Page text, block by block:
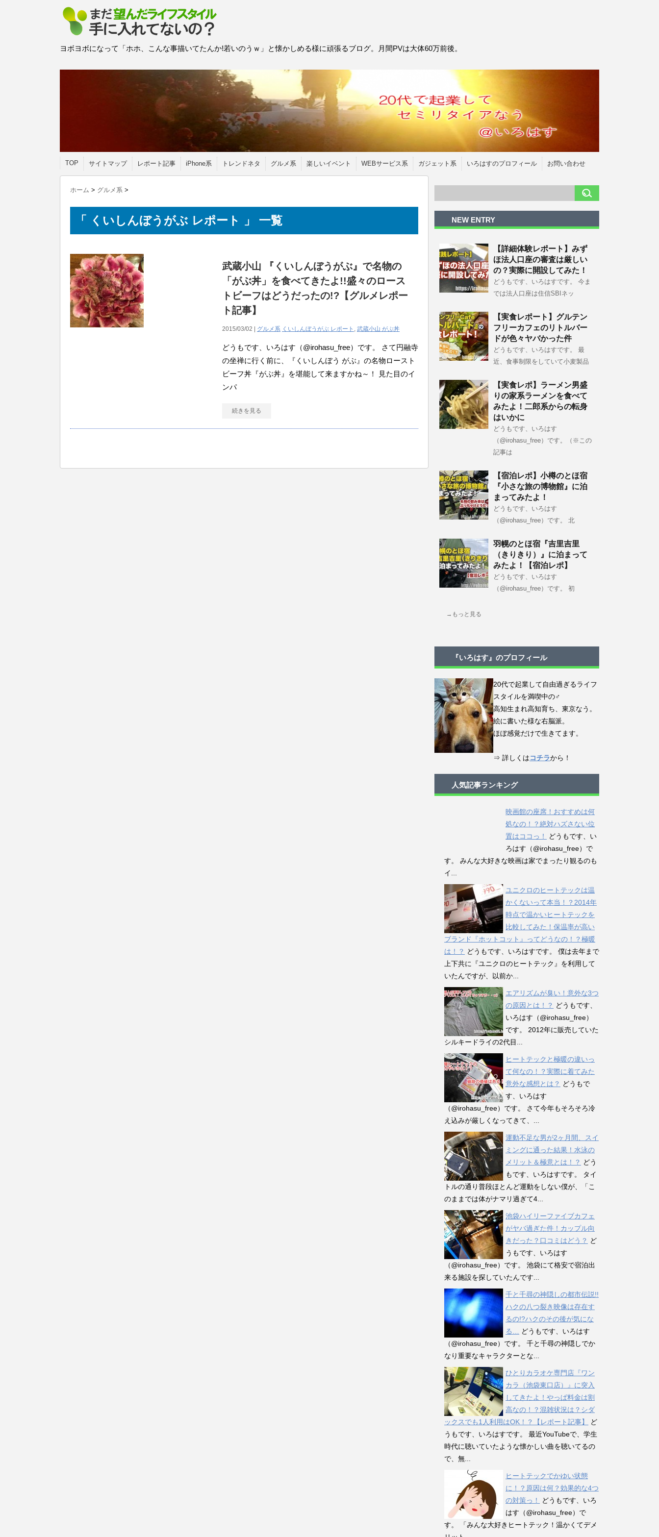
ヨボヨボになって「ホホ、こんな事描いてたんか!若いのうｗ」と懐かしめる様に頑張るブログ。月間PVは大体60万前後。
TOP サイトマップ レポート記事 iPhone系 トレンドネタ グルメ系 楽しいイベント WEBサービス系 ガジェット系 いろはすのプロフィール お問い合わせ
ホーム > グルメ系 >
「 くいしんぼうがぶ レポート 」 一覧
武蔵小山 『くいしんぼうがぶ』で名物の
「がぶ丼」を食べてきたよ!!盛々のロース
トビーフはどうだったの!?【グルメレポー
ト記事】
2015/03/02 | グルメ系 くいしんぼうがぶ レポート , 武蔵小山 がぶ丼
どうもです、いろはす（@irohasu_free）です。 さて円融寺
の坐禅に行く前に、『くいしんぼう がぶ』の名物ロースト
ビーフ丼『がぶ丼』を堪能して来ますかね～！ 見た目のイ
ンパ
続きを見る
NEW ENTRY
【詳細体験レポート】みず
ほ法人口座の審査は厳しい
の？実際に開設してみた！
どうもです、いろはすです。 今ま
では法人口座は住信SBIネッ
【実食レポート】グルテン
フリーカフェのリトルバー
ドが色々ヤバかった件
どうもです、いろはすです。 最
近、食事制限をしていて小麦製品
【実食レポ】ラーメン男盛
りの家系ラーメンを食べて
みたよ！二郎系からの転身
はいかに
どうもです、いろはす
（@irohasu_free）です。（※この
記事は
【宿泊レポ】小樽のとほ宿
『小さな旅の博物館』に泊
まってみたよ！
どうもです、いろはす
（@irohasu_free）です。 北
羽幌のとほ宿『吉里吉里
（きりきり）』に泊まって
みたよ！【宿泊レポ】
どうもです、いろはす
（@irohasu_free）です。 初
→もっと見る
『いろはす』のプロフィール
20代で起業して自由過ぎるライフ
スタイルを満喫中の♂
高知生まれ高知育ち、東京なう。
絵に書いた様な右脳派。
ほぼ感覚だけで生きてます。
⇒ 詳しくはコチラから！
人気記事ランキング
映画館の座席！おすすめは何
処なの！？絶対ハズさない位
置はココっ！
どうもです、い
ろはす（@irohasu_free）で
す。 みんな大好きな映画は家でまったり観るのも
イ...
ユニクロのヒートテックは温
かくないって本当！？2014年
時点で温かいヒートテックを
比較してみた！保温率が高い
ブランド『ホットコット』ってどうなの！？極暖
は！？ どうもです、いろはすです。 僕は去年まで
上下共に『ユニクロのヒートテック』を利用して
いたんですが、以前か...
エアリズムが臭い！意外な3つ
の原因とは！？ どうもです、
いろはす（@irohasu_free）
です。 2012年に販売していた
シルキードライの2代目...
ヒートテックと極暖の違いっ
て何なの！？実際に着てみた
意外な感想とは？ どうもで
す、いろはす
（@irohasu_free）です。 さて今年もそろそろ冷
え込みが厳しくなってきて、...
運動不足な男が2ヶ月間、スイ
ミングに通った結果！水泳の
メリット＆極意とは！？ どう
もです、いろはすです。 タイ
トルの通り普段ほとんど運動をしない僕が、「こ
のままでは体がナマリ過ぎて4...
池袋ハイリーファイブカフェ
がヤバ過ぎた件！カップル向
きだった？口コミはどう？ ど
うもです、いろはす
（@irohasu_free）です。 池袋にて格安で宿泊出
来る施設を探していたんです...
千と千尋の神隠しの都市伝説!!
ハクの八つ裂き映像は存在す
るの!?ハクのその後が気にな
る…
どうもです、いろはす
（@irohasu_free）です。 千と千尋の神隠しでか
なり重要なキャラクターとな...
ひとりカラオケ専門店『ワン
カラ（池袋東口店）』に突入
してきたよ！やっぱ料金は割
高なの！？混雑状況は？シダ
ックスでも1人利用はOK！？【レポート記事】
ど
うもです、いろはすです。 最近YouTubeで、学生
時代に聴いていたような懐かしい曲を聴いてるの
で、無...
ヒートテックでかゆい状態
に！？原因は何？効果的な4つ
の対策っ！
どうもです、いろ
はす（@irohasu_free）で
す。 「みんな大好きヒートテック！温かくてデメ